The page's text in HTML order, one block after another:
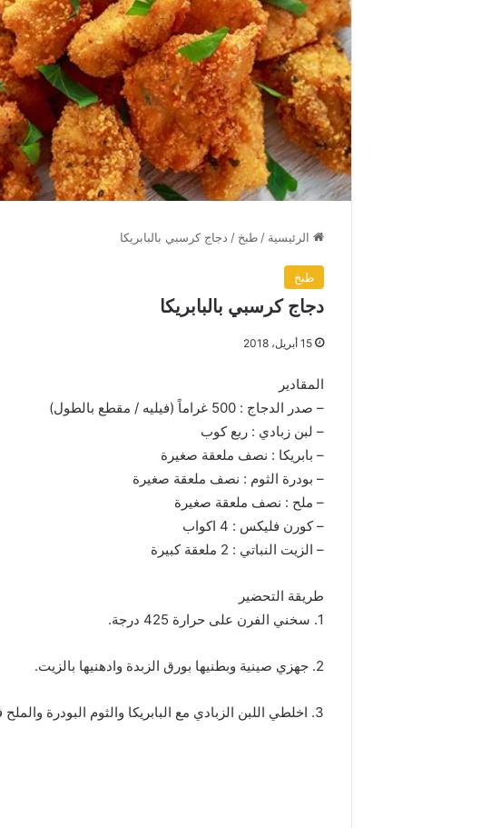
الرئيسية / طبخ / دجاج كرسبي بالبابريكا
طبخ
دجاج كرسبي بالبابريكا
15 أبريل، 2018
المقادير
– صدر الدجاج : 500 غراماً (فيليه / مقطع بالطول)
– لبن زبادي : ربع كوب
– بابريكا : نصف ملعقة صغيرة
– بودرة الثوم : نصف ملعقة صغيرة
– ملح : نصف ملعقة صغيرة
– كورن فليكس : 4 اكواب
– الزيت النباتي : 2 ملعقة كبيرة
طريقة التحضير
1. سخني الفرن على حرارة 425 درجة.
2. جهزي صينية وبطنيها بورق الزبدة وادهنيها بالزيت.
3. اخلطي اللبن الزبادي مع البابريكا والثوم البودرة والملح في وعاء.